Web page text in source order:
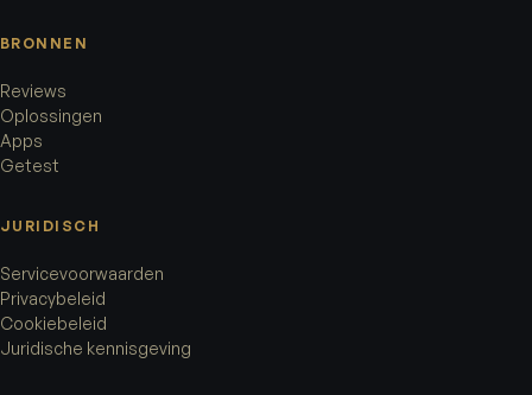
BRONNEN
Reviews
Oplossingen
Apps
Getest
JURIDISCH
Servicevoorwaarden
Privacybeleid
Cookiebeleid
Juridische kennisgeving